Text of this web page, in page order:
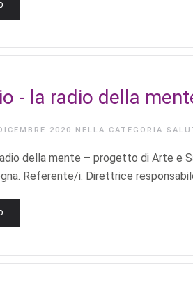
- la radio della
2020 NELLA CATEGORIA
della mente – progetto di Arte e
Referente/i: Direttrice